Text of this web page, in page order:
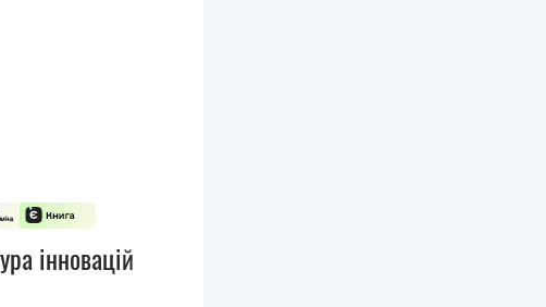
інновацій